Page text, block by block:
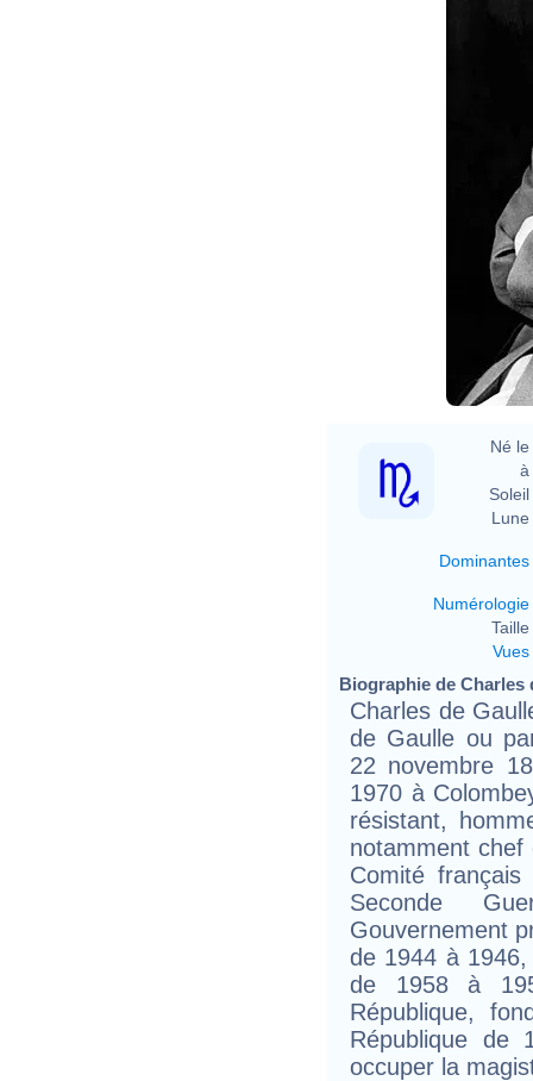
Né le
à
Soleil
Lune
Dominantes
Numérologie
Taille
Vues
Biographie de Charles
Charles de
de Gaulle ou
22 novembre
1970 à
résistant,
notamment
Comité
Seconde
Gouvernement
de 1944 à
de 1958 à
République,
République de
occuper la